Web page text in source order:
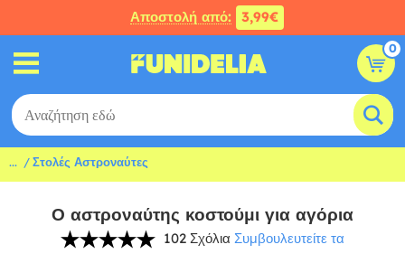
Αποστολή από: 3,99€
0
... Στολές Αστροναύτες
Ο αστροναύτης κοστούμι για αγόρια
102 Σχόλια Συμβουλευτείτε τα